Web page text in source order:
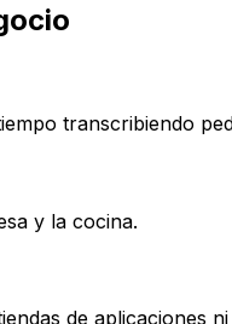
transcribiendo
y la cocina.
de aplicaciones